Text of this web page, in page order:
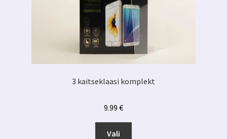
3 kaitseklaasi komplekt
9.99 €
Vali